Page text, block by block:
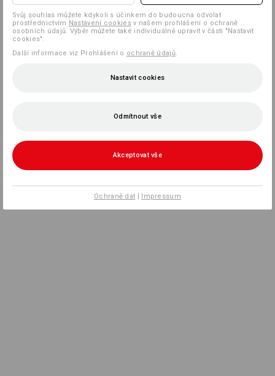
Svůj souhlas můžete kdykoli s účinkem do budoucna odvolat
prostřednictvím Nastavení cookiesv našem prohlášení o ochraně
osobních údajů. Výběr můžete také individuálně upravit v části "Nastavit
cookies".
Další informace viz Prohlášení o ochraně údajů.
Nastavit cookies
Odmítnout vše
Akceptovat vše
Ochraně dat | Impressum